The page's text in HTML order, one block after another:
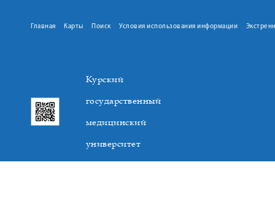
Главная Карты Поиск Условия использования информации
Курский
государственный
медицинский
университет